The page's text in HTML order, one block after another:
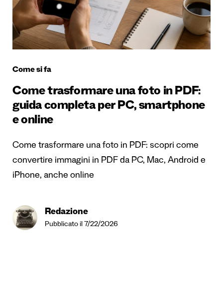
Come si fa
Come trasformare una foto in PDF:
guida completa per PC, smartphone
e online
Come trasformare una foto in PDF: scopri come
convertire immagini in PDF da PC, Mac, Android e
iPhone, anche online
Redazione
Pubblicato il 7/22/2026